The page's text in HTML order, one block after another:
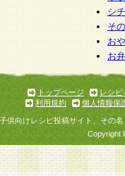
シ
そ
お
お
トップページ
レシピ
利用規約
個人情報保
子供向けレシピ投稿サイト、その
Copyright